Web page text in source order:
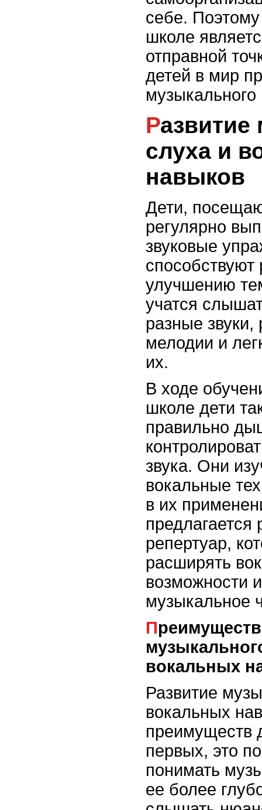
себе.
школе
отправной
детей в мир
музыкального
Развитие музыкального
слуха и
навыков
Дети,
регулярно
звуковые
способствуют
улучшению
учатся
разные звуки,
мелодии и
их.
В ходе
школе дети
правильно
звука. Они
вокальные
в их
предлагается
репертуар,
расширять
возможности
музыкальное
Преимущества развития
вокальных
Развитие
вокальных
преимуществ
первых, это
понимать
ее более